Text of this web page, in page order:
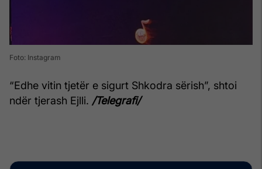
Foto: Instagram
“Edhe vitin tjetër e sigurt Shkodra sërish”, shtoi
ndër tjerash Ejlli. /Telegrafi/